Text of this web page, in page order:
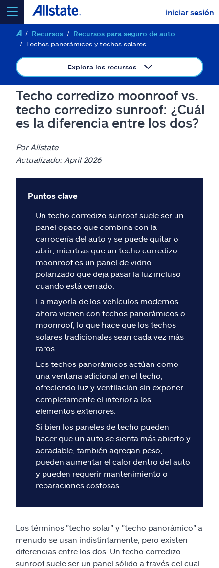
iniciar sesión
seleccionar un producto paracotizar
Select a Product
Seguros y más
Recursos
Reclamos
Asistencia y apoyo
Buscar agente
Explore Allstate
Ashburn, VA 20146
Recursos
Recursos para seguro de auto
Techos panorámicos y techos solares
Explora los recursos
Techo corredizo moonroof vs.
techo corredizo sunroof: ¿Cuál
es la diferencia entre los dos?
Por Allstate
Actualizado: April 2026
Puntos clave
Un techo corredizo sunroof suele ser un
panel opaco que combina con la
carrocería del auto y se puede quitar o
abrir, mientras que un techo corredizo
moonroof es un panel de vidrio
polarizado que deja pasar la luz incluso
cuando está cerrado.
La mayoría de los vehículos modernos
ahora vienen con techos panorámicos o
moonroof, lo que hace que los techos
solares tradicionales sean cada vez más
raros.
Los techos panorámicos actúan como
una ventana adicional en el techo,
ofreciendo luz y ventilación sin exponer
completamente el interior a los
elementos exteriores.
Si bien los paneles de techo pueden
hacer que un auto se sienta más abierto y
agradable, también agregan peso,
pueden aumentar el calor dentro del auto
y pueden requerir mantenimiento o
reparaciones costosas.
Los términos "techo solar" y "techo panorámico" a
menudo se usan indistintamente, pero existen
diferencias entre los dos. Un techo corredizo
sunroof suele ser un panel sólido a través del cual